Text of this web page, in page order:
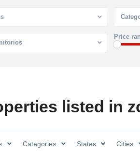
Price
listed in
Categories States Cities